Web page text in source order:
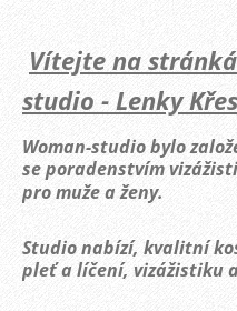
Vítejte na
studio - Lenky
Woman-studio bylo
se poradenstvím
pro muže a ženy.
Studio nabízí, kvalitní
pleť a líčení, vizážistiku